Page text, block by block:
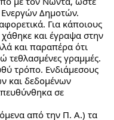
Δημοτών.
Για κάποιους
και έγραψα στην
και παραπέρα ότι
τεθλασμένες γραμμές.
τρόπο. Ενδιάμεσους
και δεδομένων
σε
από την Π. Α.) τα